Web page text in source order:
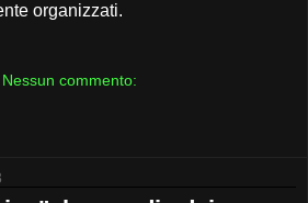
organizzati.
Nessun commento: